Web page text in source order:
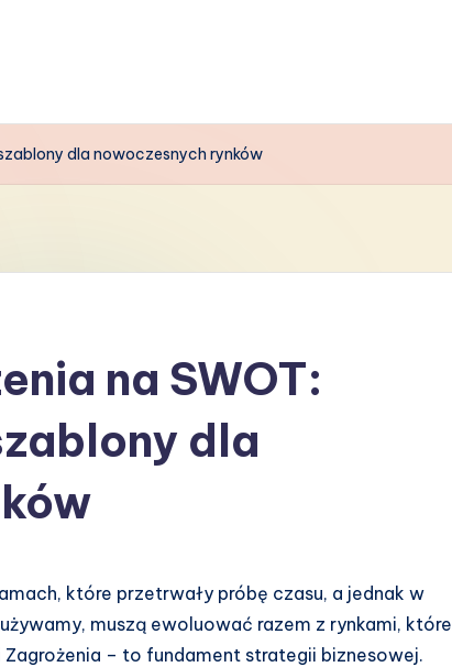
dla nowoczesnych rynków
na SWOT:
dla
które przetrwały próbę czasu, a jednak w
muszą ewoluować razem z rynkami, które
Zagrożenia – to fundament strategii biznesowej.